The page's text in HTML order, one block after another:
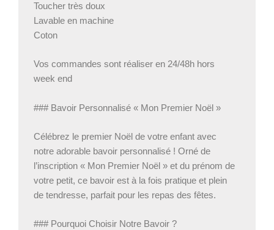
Toucher très doux
Lavable en machine
Coton
Vos commandes sont réaliser en 24/48h hors
week end
### Bavoir Personnalisé « Mon Premier Noël »
Célébrez le premier Noël de votre enfant avec
notre adorable bavoir personnalisé ! Orné de
l’inscription « Mon Premier Noël » et du prénom de
votre petit, ce bavoir est à la fois pratique et plein
de tendresse, parfait pour les repas des fêtes.
### Pourquoi Choisir Notre Bavoir ?